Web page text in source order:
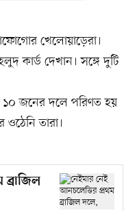
খেলোয়াড়েরা।
কার্ড দেখান। সঙ্গে দুটি
১০ জনের দলে পরিণত হয়
তারা।